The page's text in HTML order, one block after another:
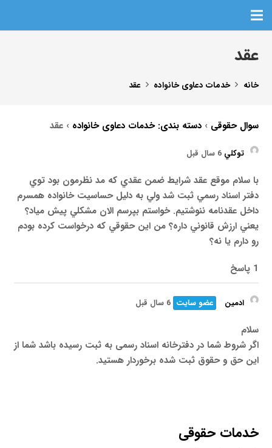
عقد
خانه خدمات دعاوی خانواده عقد
سوال حقوقی ›دسته بندی: خدمات دعاوی خانواده ›عقد
توكلي 6 سال قبل
با سلام موقع عقد شرايط ضمن عقدي كه مد نظرمون بود توي
دفتر اسناد رسمي ثبت شد ولي به دليل حساسيت خانواده همسرم
داخل عقدنامه ننوشتيم. خواستم بپرسم الان مشكلي پيش مياد؟
يعني ارزش قانوني داره؟ من اين حقوقي كه درخواست كرده بودم
رو دارم يا نه؟
1 پاسخ
ادمین عضو سایت 6 سال قبل
سلام
اگر شروط شما در دفترخانه اسناد رسمی به ثبت رسیده باشد شما از
این حق و حقوق ثبت شده برخوردار هستید.
خدمات حقوقی